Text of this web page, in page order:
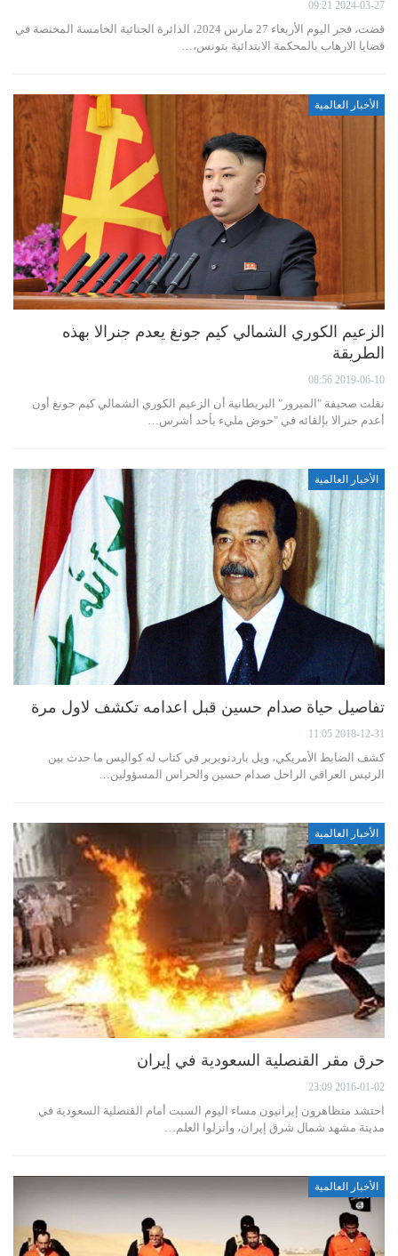
2024-03-27 09:21
قضت، فجر اليوم الأربعاء 27 مارس 2024، الدائرة الجنائية الخامسة المختصة في
قضايا الارهاب بالمحكمة الابتدائية بتونس،…
الأخبار العالمية
الزعيم الكوري الشمالي كيم جونغ يعدم جنرالا بهذه
الطريقة
2019-06-10 08:56
نقلت صحيفة "الميرور" البريطانية أن الزعيم الكوري الشمالي كيم جونغ أون
أعدم جنرالا بإلقائه في "حوض مليء بأحد أشرس…
الأخبار العالمية
تفاصيل حياة صدام حسين قبل اعدامه تكشف لاول مرة
2018-12-31 11:05
كشف الضابط الأمريكي، ويل باردنويربر في كتاب له كواليس ما حدث بين
الرئيس العراقي الراحل صدام حسين والحراس المسؤولين…
الأخبار العالمية
حرق مقر القنصلية السعودية في إيران
2016-01-02 23:09
احتشد متظاهرون إيرانيون مساء اليوم السبت أمام القنصلية السعودية في
مدينة مشهد شمال شرق إيران، وأنزلوا العلم…
الأخبار العالمية